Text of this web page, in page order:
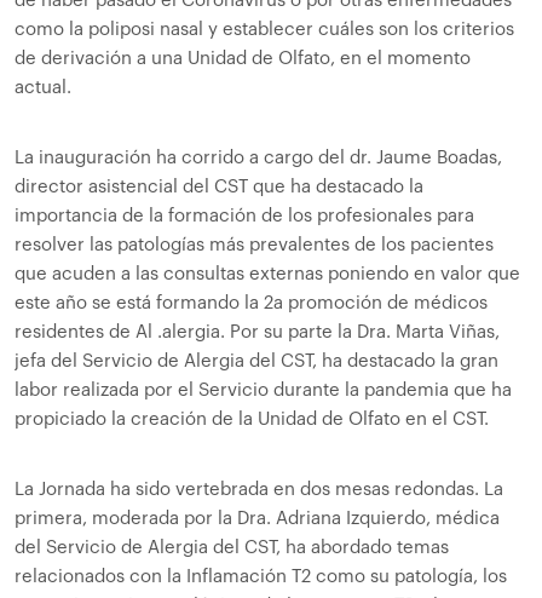
como la poliposi nasal y establecer cuáles son los criterios
de derivación a una Unidad de Olfato, en el momento
actual.
La inauguración ha corrido a cargo del dr. Jaume Boadas,
director asistencial del CST que ha destacado la
importancia de la formación de los profesionales para
resolver las patologías más prevalentes de los pacientes
que acuden a las consultas externas poniendo en valor que
este año se está formando la 2a promoción de médicos
residentes de Al .alergia. Por su parte la Dra. Marta Viñas,
jefa del Servicio de Alergia del CST, ha destacado la gran
labor realizada por el Servicio durante la pandemia que ha
propiciado la creación de la Unidad de Olfato en el CST.
La Jornada ha sido vertebrada en dos mesas redondas. La
primera, moderada por la Dra. Adriana Izquierdo, médica
del Servicio de Alergia del CST, ha abordado temas
relacionados con la Inflamación T2 como su patología, los